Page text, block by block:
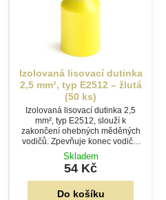
Izolovaná lisovací dutinka
2,5 mm², typ E2512 – žlutá
(50 ks)
Izolovaná lisovací dutinka 2,5
mm², typ E2512, slouží k
zakončení ohebných měděných
vodičů. Zpevňuje konec vodiče,
usnadňuje montáž do
šroubových svorek a vytváří
spolehlivý elektrický spoj. Balení
50 ks.
Skladem
54 Kč
Do košíku